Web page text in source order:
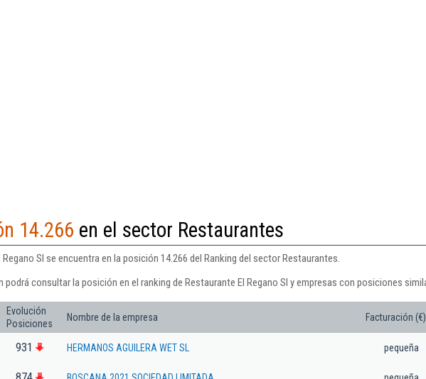
14.266 en el sector Restaurantes
Sl se encuentra en la posición 14.266 del Ranking del sector Restaurantes.
podrá consultar la posición en el ranking de Restaurante El Regano Sl y empresas con posiciones
Evolución
Posiciones
Nombre de la empresa Facturación (€)
931 HERMANOS AGUILERA WET SL pequeña